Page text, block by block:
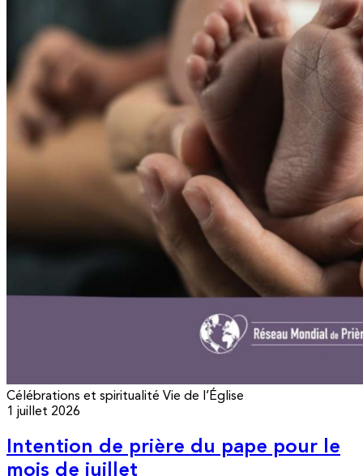
Célébrations et spiritualité Vie de l’Église
1 juillet 2026
Intention de prière du pape pour le
mois de juillet